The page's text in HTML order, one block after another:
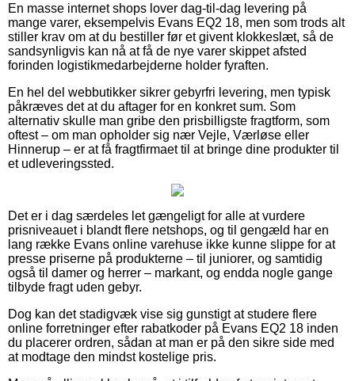
En masse internet shops lover dag-til-dag levering på
mange varer, eksempelvis Evans EQ2 18, men som trods alt
stiller krav om at du bestiller før et givent klokkeslæt, så de
sandsynligvis kan nå at få de nye varer skippet afsted
forinden logistikmedarbejderne holder fyraften.
En hel del webbutikker sikrer gebyrfri levering, men typisk
påkræves det at du aftager for en konkret sum. Som
alternativ skulle man gribe den prisbilligste fragtform, som
oftest – om man opholder sig nær Vejle, Værløse eller
Hinnerup – er at få fragtfirmaet til at bringe dine produkter til
et udleveringssted.
Det er i dag særdeles let gængeligt for alle at vurdere
prisniveauet i blandt flere netshops, og til gengæld har en
lang række Evans online varehuse ikke kunne slippe for at
presse priserne på produkterne – til juniorer, og samtidig
også til damer og herrer – markant, og endda nogle gange
tilbyde fragt uden gebyr.
Dog kan det stadigvæk vise sig gunstigt at studere flere
online forretninger efter rabatkoder på Evans EQ2 18 inden
du placerer ordren, sådan at man er på den sikre side med
at modtage den mindst kostelige pris.